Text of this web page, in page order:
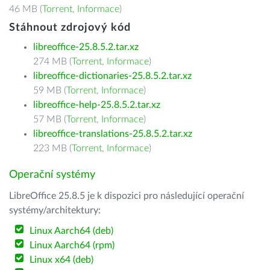
46 MB (Torrent, Informace)
Stáhnout zdrojový kód
libreoffice-25.8.5.2.tar.xz
274 MB (Torrent, Informace)
libreoffice-dictionaries-25.8.5.2.tar.xz
59 MB (Torrent, Informace)
libreoffice-help-25.8.5.2.tar.xz
57 MB (Torrent, Informace)
libreoffice-translations-25.8.5.2.tar.xz
223 MB (Torrent, Informace)
Operační systémy
LibreOffice 25.8.5 je k dispozici pro následující operační
systémy/architektury:
Linux Aarch64 (deb)
Linux Aarch64 (rpm)
Linux x64 (deb)